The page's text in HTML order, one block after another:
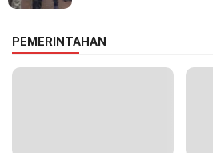
PEMERINTAHAN